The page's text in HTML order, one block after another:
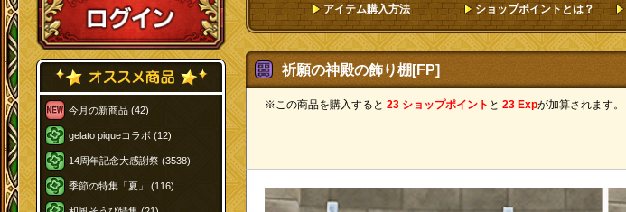
今月の新商品 (42)
gelato piqueコラボ (12)
14周年記念大感謝祭 (3538)
季節の特集「夏」 (116)
アイテム購入方法 ショップポイントとは？
祈願の神殿の飾り棚[FP]
※この商品を購入すると 23 ショップポイント と 23 Expが加算されます。